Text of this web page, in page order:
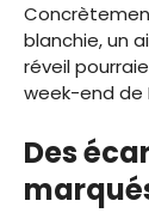
blanchie, un
réveil
week-end de
Des